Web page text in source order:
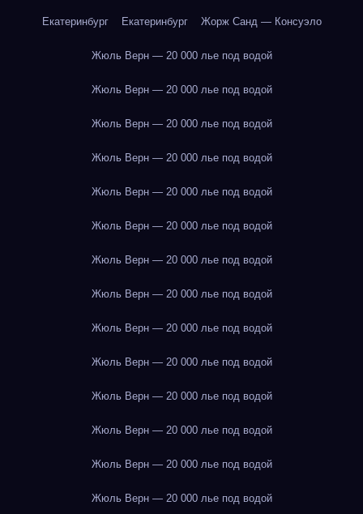
Екатеринбург Екатеринбург Жорж Санд — Консуэло
Жюль Верн — 20 000 лье под водой
Жюль Верн — 20 000 лье под водой
Жюль Верн — 20 000 лье под водой
Жюль Верн — 20 000 лье под водой
Жюль Верн — 20 000 лье под водой
Жюль Верн — 20 000 лье под водой
Жюль Верн — 20 000 лье под водой
Жюль Верн — 20 000 лье под водой
Жюль Верн — 20 000 лье под водой
Жюль Верн — 20 000 лье под водой
Жюль Верн — 20 000 лье под водой
Жюль Верн — 20 000 лье под водой
Жюль Верн — 20 000 лье под водой
Жюль Верн — 20 000 лье под водой